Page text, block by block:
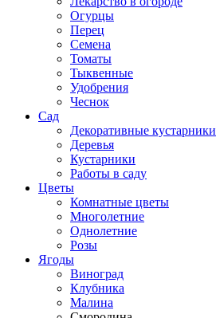
Огурцы
Перец
Семена
Томаты
Тыквенные
Удобрения
Чеснок
Сад
Декоративные кустарники
Деревья
Кустарники
Работы в саду
Цветы
Комнатные цветы
Многолетние
Однолетние
Розы
Ягоды
Виноград
Клубника
Малина